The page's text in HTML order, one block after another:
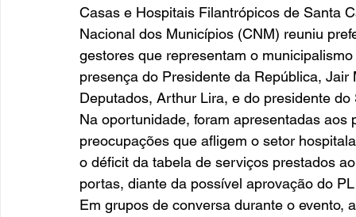
Casas e Hospitais Filantrópicos de Santa
Nacional dos Municípios (CNM) reuniu
gestores que representam o
presença do Presidente da República,
Deputados, Arthur Lira, e do presidente
Na oportunidade, foram apresentadas
preocupações que afligem o setor
o déficit da tabela de serviços prestados
portas, diante da possível aprovação do
Em grupos de conversa durante o evento,